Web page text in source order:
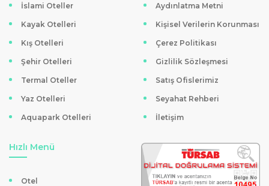
Rezervasyon ve Ödeme Seçenekleri
Tatilkaresi.com’da
günübirlik kültür turları
kategorisinden seçilen herhangi bir tur içinkredi kartına
İslami Oteller
Kayak Otelleri
Kış Otelleri
Şehir Otelleri
Termal Oteller
Yaz Otelleri
Aquapark Otelleri
Aydınlatma Metni
Kişisel Verilerin Korunması
Çerez Politikası
Gizlilik Sözleşmesi
Satış Ofislerimiz
Seyahat Rehberi
İletişim
Hızlı Menü
Otel